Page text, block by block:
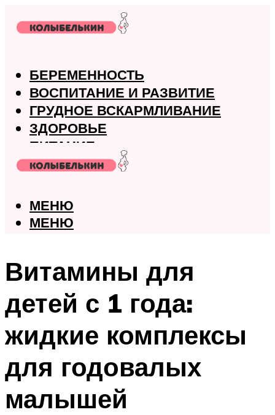
БЕРЕМЕННОСТЬ
ВОСПИТАНИЕ И РАЗВИТИЕ
ГРУДНОЕ ВСКАРМЛИВАНИЕ
ЗДОРОВЬЕ
ПИТАНИЕ
РОДЫ
МЕНЮ
МЕНЮ
Витамины для
детей с 1 года:
жидкие комплексы
для годовалых
малышей